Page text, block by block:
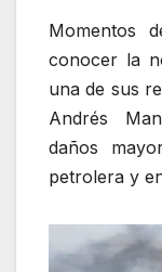
Momentos
conocer la
una de sus
Andrés
daños
petrolera y